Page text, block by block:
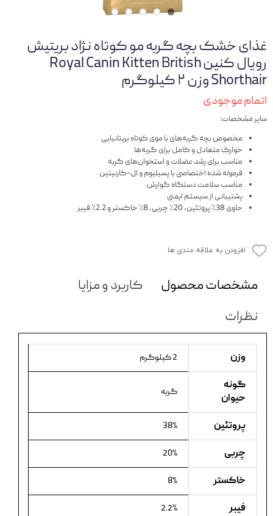
غذای خشک بچه گربه مو کوتاه نژاد بریتیش
رویال کنین Royal Canin Kitten British
Shorthair وزن ۲ کیلوگرم
اتمام موجودی
سایر مشخصات:
مخصوص بچه گربه‌های با موی کوتاه بریتانیایی
خوارک متعادل و کامل برای گربه‌ها
مناسب برای رشد عضلات و استخوان‌های گربه
فرموله شده اختصاصی با پسیلیوم و ال-کارنیتین
مناسب سلامت دستگاه گوارش
پشتیبانی از سیستم ایمنی
حاوی 38٪ پروتئین، 20٪ چربی، 8٪ خاکستر و 2.2٪ فیبر
افزودن به علاقه مندی ها
مشخصات محصول
کاربرد و مزایا
نظرات
وزن 2 کیلوگرم
گونه
حیوان
گربه
پروتئین 38%
چربی 20%
خاکستر 8%
فیبر 2.2%